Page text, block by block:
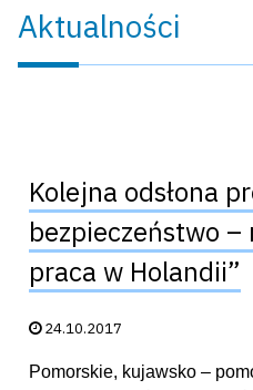
Aktualności
Kolejna odsłona
bezpieczeństwo –
praca w Holandii”
Data publikacji:
24.10.2017
Pomorskie, kujawsko –